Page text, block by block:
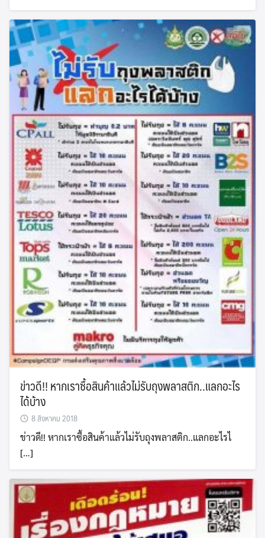
ข่าวดี!! หากเราซื้อสินค้าแล้วไม่รับถุงพลาสติก..แลกอะไร
ได้บ้าง
8 สิงหาคม 2018
ข่าวดี!! หากเราซื้อสินค้าแล้วไม่รับถุงพลาสติก..แลกอะไรไ
[…]